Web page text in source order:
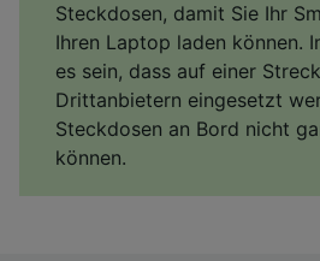
Steckdosen, damit Sie Ihr
Ihren Laptop laden können.
es sein, dass auf einer
Drittanbietern eingesetzt
Steckdosen an Bord nicht
können.